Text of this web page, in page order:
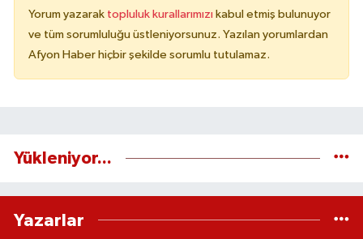
Yorum yazarak topluluk kurallarımızı kabul etmiş bulunuyor
ve tüm sorumluluğu üstleniyorsunuz. Yazılan yorumlardan
Afyon Haber hiçbir şekilde sorumlu tutulamaz.
Yükleniyor...
Yazarlar